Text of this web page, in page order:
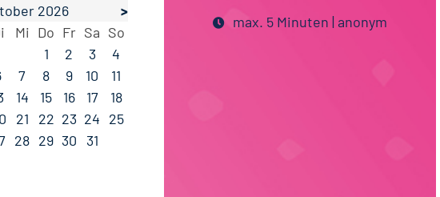
2026
>
Mi Do Fr Sa So
1 2 3
4
7 8 9 10
11
14 15 16 17
18
21 22 23 24 25
28 29 30 31
max. 5 Minuten | anonym